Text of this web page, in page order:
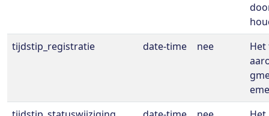
tijdstip_registratie
date-time nee